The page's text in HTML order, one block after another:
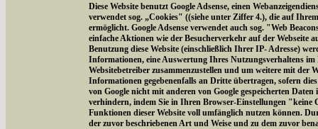
Diese Website benutzt Google Adsense, einen
verwendet sog. „Cookies" ((siehe unter Ziffer 4.), die auf
ermöglicht. Google Adsense verwendet auch sog. "Web
einfache Aktionen wie der Besucherverkehr auf der Webseite
Benutzung diese Website (einschließlich Ihrer IP- Adresse)
Informationen, eine Auswertung Ihres Nutzungsverhaltens
Websitebetreiber zusammenzustellen und um weitere mit
Informationen gegebenenfalls an Dritte übertragen, sofern
von Google nicht mit anderen von Google gespeicherten
verhindern, indem Sie in Ihren Browser-Einstellungen "keine
Funktionen dieser Website voll umfänglich nutzen können.
der zuvor beschriebenen Art und Weise und zu dem zuvor